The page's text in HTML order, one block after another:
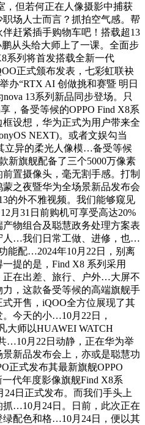
，但若何正在人像摄影中捕获
场人士而言？抓拍空气感。帮
赶紧插手购物车吧！搭载超13
从头给大师上了一课。全面步
系列将首发搭载全新一代
正式颁布发表，七彩虹联袂
办“RTX AI 创做挑和赛暨 明日
13系列新品同步登场。只
，备受等候的OPPO Find X8系
设想，华为正式为用户带来全
NEXT)。或者文娱勾当
立异的柔光人像模…备受等候
新旗舰配备了三个5000万像素
置摄像头，毫无割手感。打制
之夜暨华为全场景新品发布会
的外不雅视频。我们能够窥见
月31日前购机可享受高达20%
物组合及聪慧政务处理方案表
人…我们日常工做、进修，也…
能配…2024年10月22日，别离
提的是，Find X8 系列采用
正在出差、旅行、户外…大屏不
，这款备受等候的高端旗舰手
开售，iQOO全方位展现了其
今天的小…10月22日，
大师以HUAWEI WATCH
…10月22日动静，正在华为举
新品发布会上，亦或是聪慧功
正式发布其最新旗舰OPPO
代年度影像旗舰Find X8系
24日正式发布。而我们手头上
…10月24日。日前，此次正在
配色和格…10月24日，便以其